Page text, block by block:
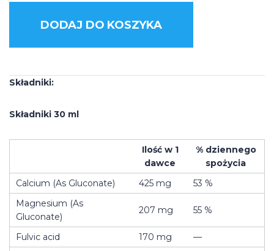
DODAJ DO KOSZYKA
Składniki:
Składniki 30 ml
Ilość w 1
dawce
% dziennego
spożycia
Calcium (As Gluconate)
425 mg
53 %
Magnesium (As
Gluconate)
207 mg 55 %
Fulvic acid 170 mg
—